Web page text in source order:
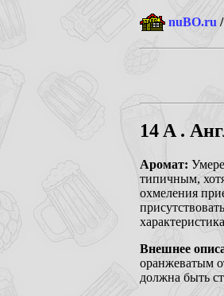
nuBO.ru /
14 A .
Аромат:
типичным,
охмеления
Внешнее
оранжеватым
должна быть